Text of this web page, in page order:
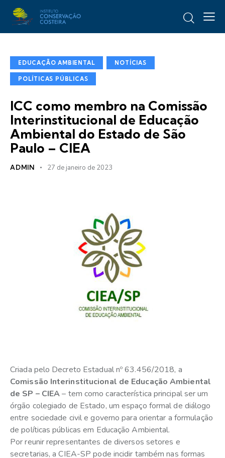
EDUCAÇÃO AMBIENTAL NOTÍCIAS
POLÍTICAS PÚBLICAS
ICC como membro na Comissão
Interinstitucional de Educação
Ambiental do Estado de São
Paulo – CIEA
ADMIN 27 de janeiro de 2023
Criada pelo Decreto Estadual nº 63.456/2018, a
Comissão Interinstitucional de Educação Ambiental
de SP – CIEA– tem como característica principal ser um
órgão colegiado de Estado, um espaço formal de diálogo
entre sociedade civil e governo para orientar a formulação
de políticas públicas em Educação Ambiental.
Por reunir representantes de diversos setores e
secretarias, a CIEA-SP pode incidir também nas formas